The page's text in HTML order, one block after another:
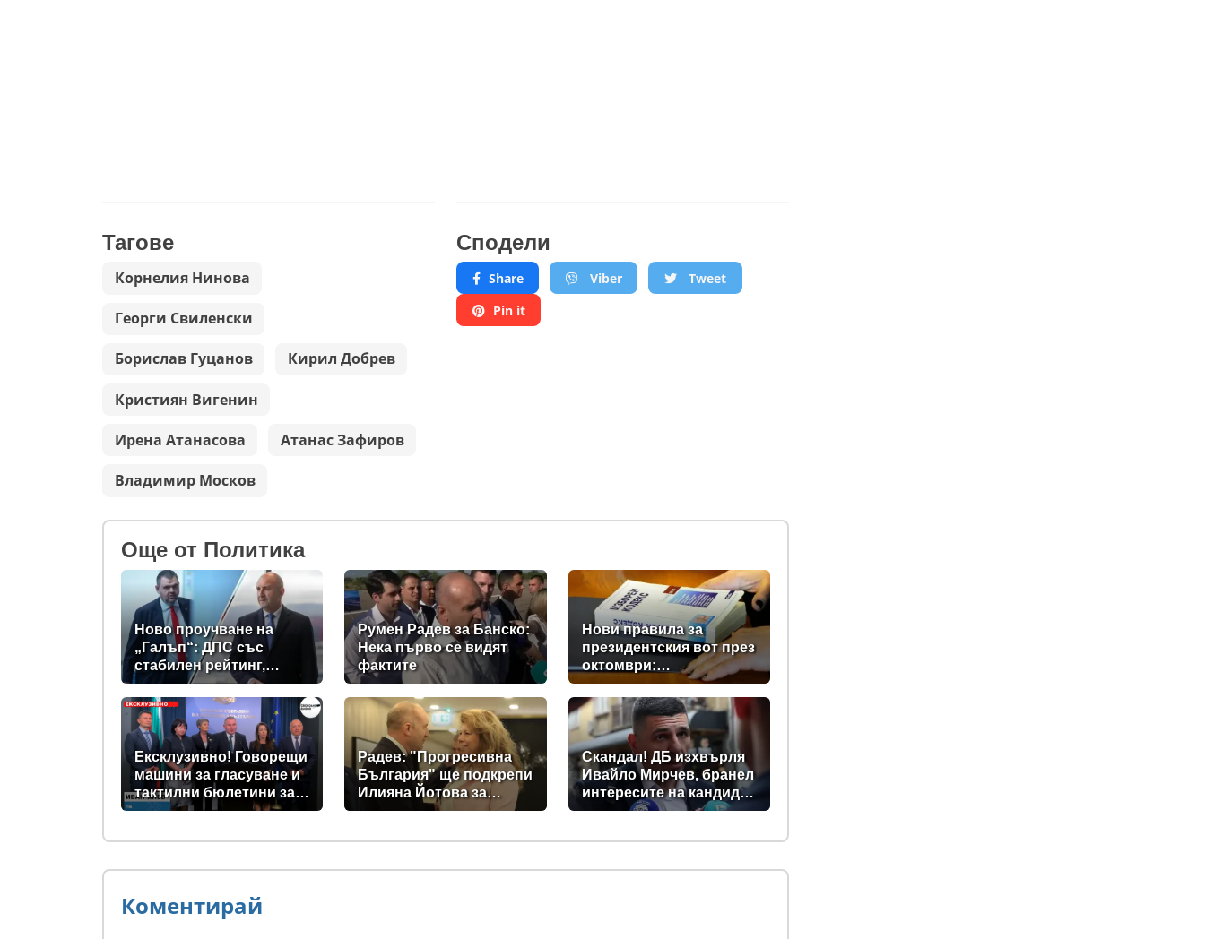
Тагове
Корнелия Нинова
Георги Свиленски
Борислав Гуцанов Кирил Добрев
Кристиян Вигенин
Ирена Атанасова Атанас Зафиров
Владимир Москов
Сподели
Share Viber
Tweet
Pin it
Oще от Политика
Ново проучване на
„Галъп“: ДПС със
стабилен рейтинг,
подкрепата към Радев
се запазва
Румен Радев за Банско:
Нека първо се видят
фактите
Нови правила за
президентския вот през
октомври:
Парламентът прие
промени в Изборния
кодекс
Ексклузивно! Говорещи
машини за гласуване и
тактилни бюлетини за
незрящите предвиждат
правила! (ВИДЕО)
Радев: "Прогресивна
България" ще подкрепи
Илияна Йотова за
президент
Скандал! ДБ изхвърля
Ивайло Мирчев, бранел
интересите на кандидат
за „Лукойл”
Коментирай